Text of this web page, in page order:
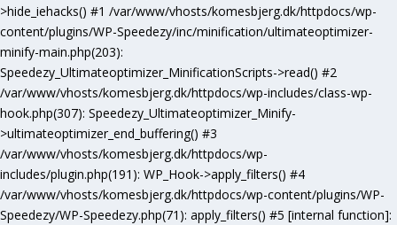
>hide_iehacks() #1 /var/www/vhosts/komesbjerg.dk/httpdocs/wp-
content/plugins/WP-Speedezy/inc/minification/ultimateoptimizer-
minify-main.php(203):
Speedezy_Ultimateoptimizer_MinificationScripts->read() #2
/var/www/vhosts/komesbjerg.dk/httpdocs/wp-includes/class-wp-
hook.php(307): Speedezy_Ultimateoptimizer_Minify-
>ultimateoptimizer_end_buffering() #3
/var/www/vhosts/komesbjerg.dk/httpdocs/wp-
includes/plugin.php(191): WP_Hook->apply_filters() #4
/var/www/vhosts/komesbjerg.dk/httpdocs/wp-content/plugins/WP-
Speedezy/WP-Speedezy.php(71): apply_filters() #5 [internal function]: